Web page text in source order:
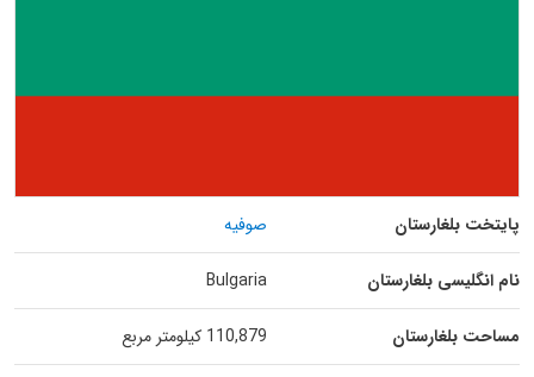
پایتخت بلغارستان صوفیه
نام انگلیسی بلغارستان Bulgaria
مساحت بلغارستان 110,879 کیلومتر مربع